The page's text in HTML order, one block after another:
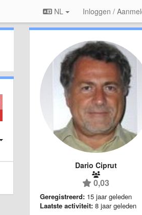
NL Inloggen /
Dario Ciprut
0,03
Geregistreerd: 15 jaar geleden
Laatste activiteit: 8 jaar geleden